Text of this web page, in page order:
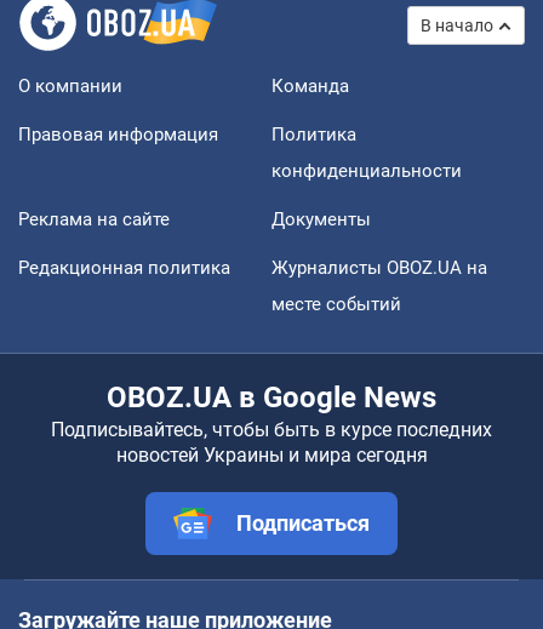
В начало
О компании Команда
Правовая информация
Политика
конфиденциальности
Реклама на сайте Документы
Редакционная политика
Журналисты OBOZ.UA на
месте событий
OBOZ.UA в Google News
Подписывайтесь, чтобы быть в курсе последних
новостей Украины и мира сегодня
Подписаться
Загружайте наше приложение